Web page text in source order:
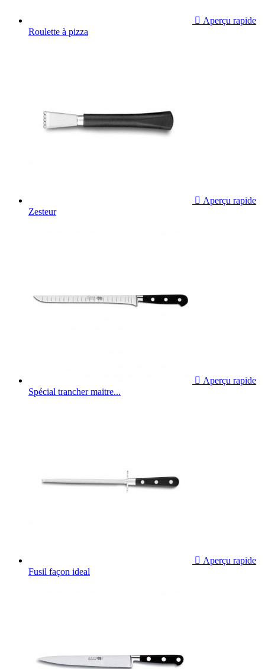
 Aperçu rapide
Roulette à pizza
 Aperçu rapide
Zesteur
 Aperçu rapide
Spécial trancher maitre...
 Aperçu rapide
Fusil façon ideal